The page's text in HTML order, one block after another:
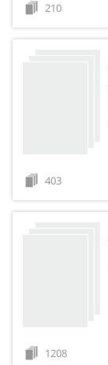
210
403
1208